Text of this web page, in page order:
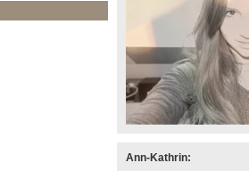
Ann-Kathrin: